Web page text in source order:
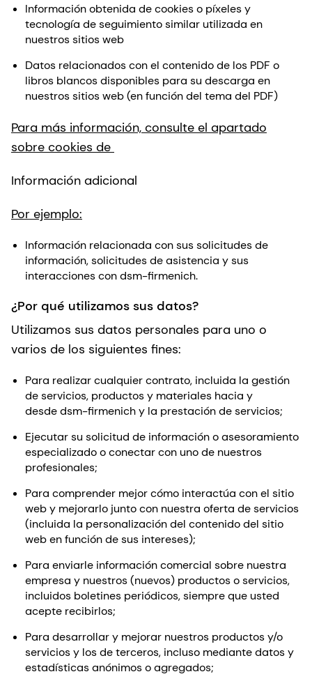
Información obtenida de cookies o píxeles y
tecnología de seguimiento similar utilizada en
nuestros sitios web
Datos relacionados con el contenido de los PDF o
libros blancos disponibles para su descarga en
nuestros sitios web (en función del tema del PDF)
Para más información, consulte el apartado
sobre cookies de
Información adicional
Por ejemplo:
Información relacionada con sus solicitudes de
información, solicitudes de asistencia y sus
interacciones con dsm-firmenich.
¿Por qué utilizamos sus datos?
Utilizamos sus datos personales para uno o
varios de los siguientes fines:
Para realizar cualquier contrato, incluida la gestión
de servicios, productos y materiales hacia y
desde dsm-firmenich y la prestación de servicios;
Ejecutar su solicitud de información o asesoramiento
especializado o conectar con uno de nuestros
profesionales;
Para comprender mejor cómo interactúa con el sitio
web y mejorarlo junto con nuestra oferta de servicios
(incluida la personalización del contenido del sitio
web en función de sus intereses);
Para enviarle información comercial sobre nuestra
empresa y nuestros (nuevos) productos o servicios,
incluidos boletines periódicos, siempre que usted
acepte recibirlos;
Para desarrollar y mejorar nuestros productos y/o
servicios y los de terceros, incluso mediante datos y
estadísticas anónimos o agregados;